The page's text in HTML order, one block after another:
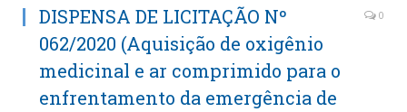
DISPENSA DE LICITAÇÃO Nº
062/2020 (Aquisição de oxigênio
medicinal e ar comprimido para o
enfrentamento da emergência de
0